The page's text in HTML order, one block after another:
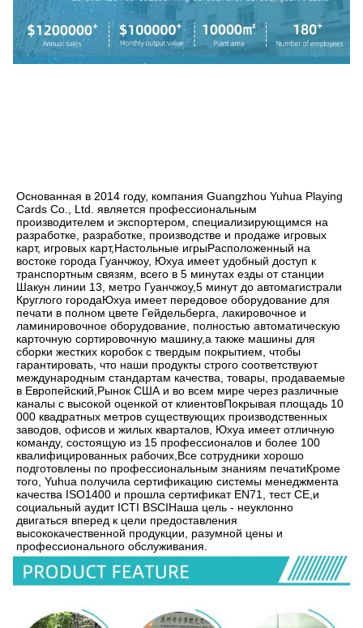
Основанная в 2014 году, компания Guangzhou Yuhua Playing
Cards Co., Ltd. является профессиональным
производителем и экспортером, специализирующимся на
разработке, разработке, производстве и продаже игровых
карт, игровых карт,Настольные игрыРасположенный на
востоке города Гуанчжоу, Юхуа имеет удобный доступ к
транспортным связям, всего в 5 минутах езды от станции
Шакун линии 13, метро Гуанчжоу,5 минут до автомагистрали
Круглого городаЮхуа имеет передовое оборудование для
печати в полном цвете Гейдельберга, лакировочное и
ламинировочное оборудование, полностью автоматическую
карточную сортировочную машину,а также машины для
сборки жестких коробок с твердым покрытием, чтобы
гарантировать, что наши продукты строго соответствуют
международным стандартам качества, товары, продаваемые
в Европейский,Рынок США и во всем мире через различные
каналы с высокой оценкой от клиентовПокрывая площадь 10
000 квадратных метров существующих производственных
заводов, офисов и жилых кварталов, Юхуа имеет отличную
команду, состоящую из 15 профессионалов и более 100
квалифицированных рабочих,Все сотрудники хорошо
подготовлены по профессиональным знаниям печатиКроме
того, Yuhua получила сертификацию системы менеджмента
качества ISO1400 и прошла сертификат EN71, тест CE,и
социальный аудит ICTI BSCIНаша цель - неуклонно
двигаться вперед к цели предоставления
высококачественной продукции, разумной цены и
профессионального обслуживания.